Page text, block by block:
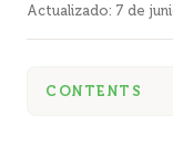
Actualizado: 7 de
CONTENTS